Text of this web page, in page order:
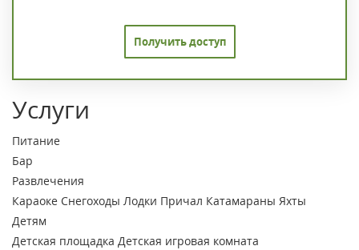
Получить доступ
Услуги
Питание
Бар
Развлечения
Караоке Снегоходы Лодки Причал Катамараны Яхты
Детям
Детская площадка Детская игровая комната